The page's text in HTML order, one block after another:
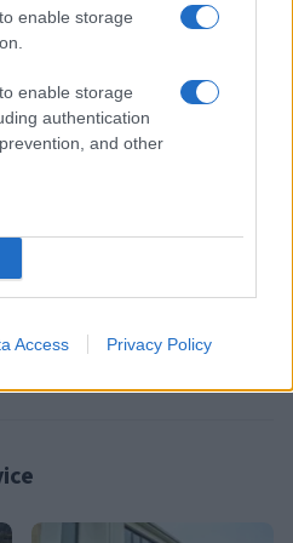
enable storage
enable storage
authentication
and other
Access Privacy Policy
Komentarji z žaljivimi,
nezakonitimi vsebinami bodo